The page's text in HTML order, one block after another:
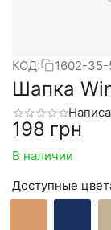
КОД: 1602-35-
Шапка
‍198‍ грн
В наличии
Доступные